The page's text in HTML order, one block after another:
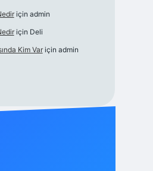
için admin
için Deli
Kim Variçin admin